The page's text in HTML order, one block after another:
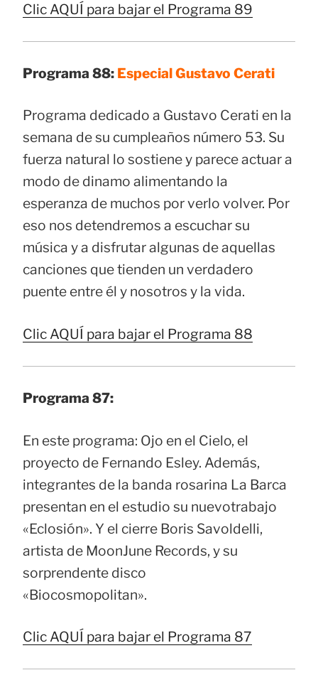
Clic AQUÍ para bajar el Programa 89
Programa 88: Especial Gustavo Cerati
Programa dedicado a Gustavo Cerati en la
semana de su cumpleaños número 53. Su
fuerza natural lo sostiene y parece actuar a
modo de dinamo alimentando la
esperanza de muchos por verlo volver. Por
eso nos detendremos a escuchar su
música y a disfrutar algunas de aquellas
canciones que tienden un verdadero
puente entre él y nosotros y la vida.
Clic AQUÍ para bajar el Programa 88
Programa 87:
En este programa: Ojo en el Cielo, el
proyecto de Fernando Esley. Además,
integrantes de la banda rosarina La Barca
presentan en el estudio su nuevotrabajo
«Eclosión». Y el cierre Boris Savoldelli,
artista de MoonJune Records, y su
sorprendente disco
«Biocosmopolitan».
Clic AQUÍ para bajar el Programa 87